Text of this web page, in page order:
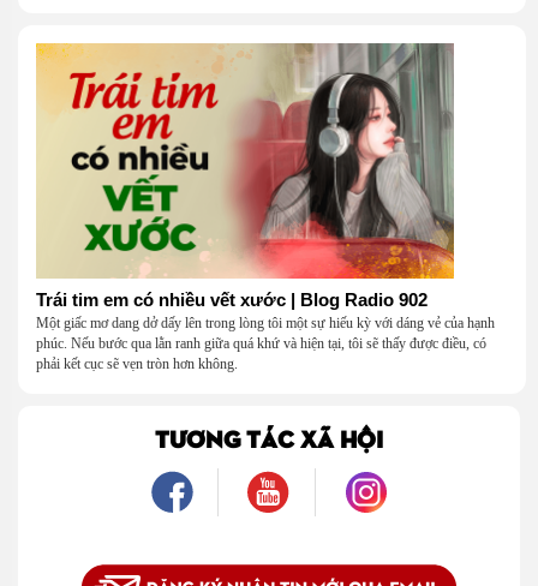
Trái tim em có nhiều vết xước | Blog Radio 902
Một giấc mơ dang dở dấy lên trong lòng tôi một sự hiếu kỳ với dáng vẻ của hạnh
phúc. Nếu bước qua lằn ranh giữa quá khứ và hiện tại, tôi sẽ thấy được điều, có
phải kết cục sẽ vẹn tròn hơn không.
TƯƠNG TÁC XÃ HỘI